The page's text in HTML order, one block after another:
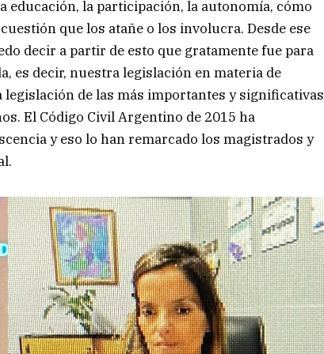
educación, la participación, la autonomía, cómo
que los atañe o los involucra. Desde ese
decir a partir de esto que gratamente fue para
es decir, nuestra legislación en materia de
legislación de las más importantes y significativas
El Código Civil Argentino de 2015 ha
y eso lo han remarcado los magistrados y